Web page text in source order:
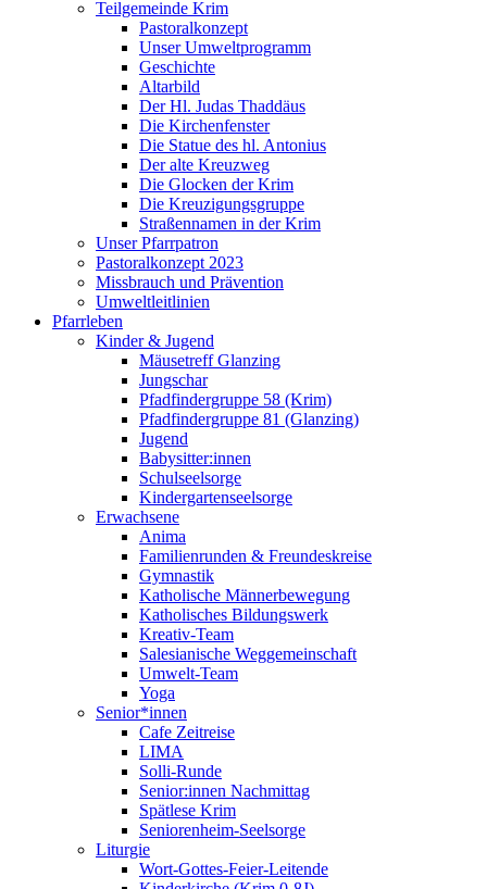
Teilgemeinde Krim
Pastoralkonzept
Unser Umweltprogramm
Geschichte
Altarbild
Der Hl. Judas Thaddäus
Die Kirchenfenster
Die Statue des hl. Antonius
Der alte Kreuzweg
Die Glocken der Krim
Die Kreuzigungsgruppe
Straßennamen in der Krim
Unser Pfarrpatron
Pastoralkonzept 2023
Missbrauch und Prävention
Umweltleitlinien
Pfarrleben
Kinder & Jugend
Mäusetreff Glanzing
Jungschar
Pfadfindergruppe 58 (Krim)
Pfadfindergruppe 81 (Glanzing)
Jugend
Babysitter:innen
Schulseelsorge
Kindergartenseelsorge
Erwachsene
Anima
Familienrunden & Freundeskreise
Gymnastik
Katholische Männerbewegung
Katholisches Bildungswerk
Kreativ-Team
Salesianische Weggemeinschaft
Umwelt-Team
Yoga
Senior*innen
Cafe Zeitreise
LIMA
Solli-Runde
Senior:innen Nachmittag
Spätlese Krim
Seniorenheim-Seelsorge
Liturgie
Wort-Gottes-Feier-Leitende